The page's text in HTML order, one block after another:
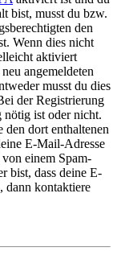
bist, musst du bzw.
den
Wenn dies nicht
aktiviert
angemeldeten
musst du dies
der Registrierung
ist oder nicht.
dort enthaltenen
E-Mail-Adresse
einem Spam-
bist, dass deine E-
dann kontaktiere